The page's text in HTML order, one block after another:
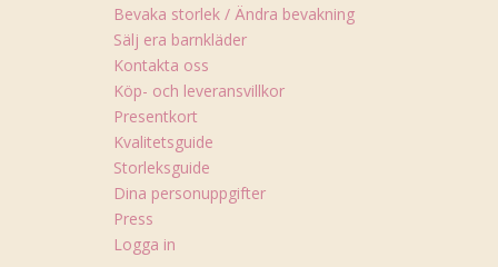
Bevaka storlek / Ändra bevakning
Sälj era barnkläder
Kontakta oss
Köp- och leveransvillkor
Presentkort
Kvalitetsguide
Storleksguide
Dina personuppgifter
Press
Logga in